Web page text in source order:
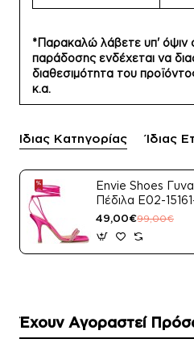
*Παρακαλώ λάβετε υπ' όψιν
παράδοσης ενδέχεται να
διαθεσιμότητα του
κ.α.
Ίδιας Κατηγορίας Ίδιας
Envie Shoes
Πέδιλα E02-
Μαύρο Satin
49,00€99,00€
Έχουν Αγοραστεί